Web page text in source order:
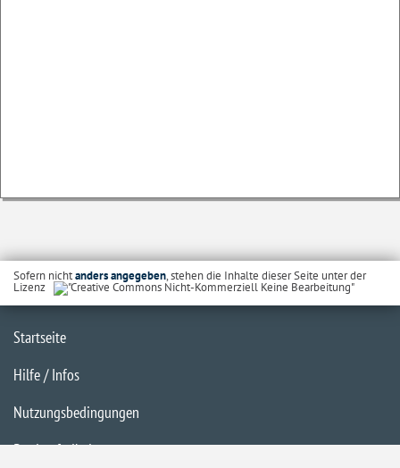
Sofern nichtanders angegeben, stehen die Inhalte dieser Seite unter der
Lizenz
Startseite
Hilfe / Infos
Nutzungsbedingungen
Barrierefreiheit